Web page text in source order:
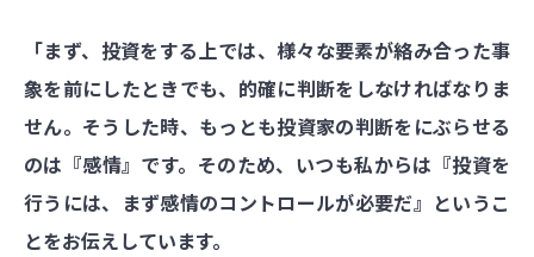
「まず、投資をする上では、様々な要素が絡み合った事
象を前にしたときでも、的確に判断をしなければなりま
せん。そうした時、もっとも投資家の判断をにぶらせる
のは『感情』です。そのため、いつも私からは『投資を
行うには、まず感情のコントロールが必要だ』というこ
とをお伝えしています。